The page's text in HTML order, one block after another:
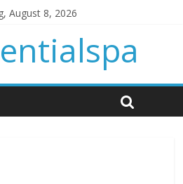
August 8, 2026